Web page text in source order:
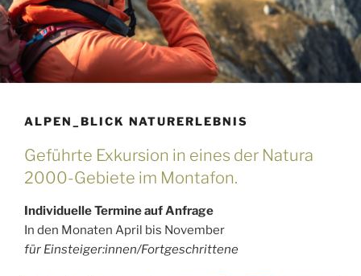
ALPEN_BLICK NATURERLEBNIS
Geführte Exkursion in eines der Natura
2000-Gebiete im Montafon.
Individuelle Termine auf Anfrage
In den Monaten April bis November
für Einsteiger:innen/Fortgeschrittene